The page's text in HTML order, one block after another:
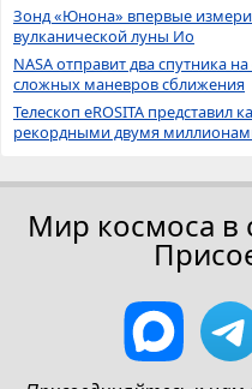
Зонд «Юнона» впервые
вулканической луны Ио
NASA отправит два спутника
сложных маневров сближения
Телескоп eROSITA представил
рекордными двумя
Мир космоса в